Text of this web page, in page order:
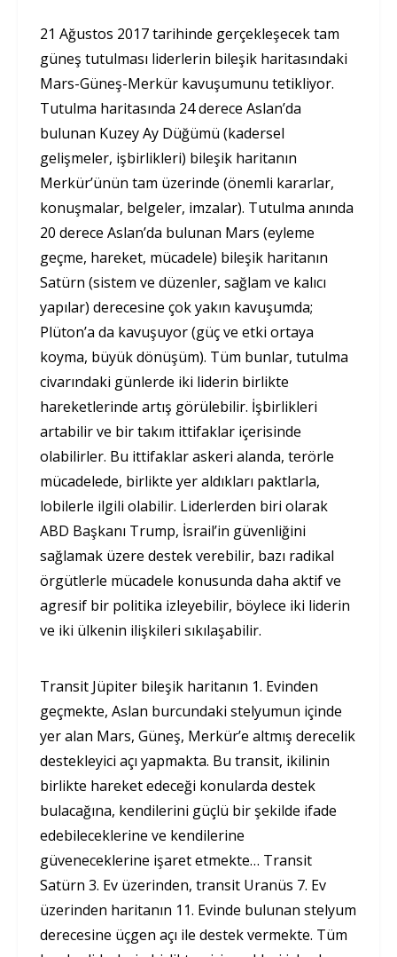
21 Ağustos 2017 tarihinde gerçekleşecek tam
güneş tutulması liderlerin bileşik haritasındaki
Mars-Güneş-Merkür kavuşumunu tetikliyor.
Tutulma haritasında 24 derece Aslan’da
bulunan Kuzey Ay Düğümü (kadersel
gelişmeler, işbirlikleri) bileşik haritanın
Merkür’ünün tam üzerinde (önemli kararlar,
konuşmalar, belgeler, imzalar). Tutulma anında
20 derece Aslan’da bulunan Mars (eyleme
geçme, hareket, mücadele) bileşik haritanın
Satürn (sistem ve düzenler, sağlam ve kalıcı
yapılar) derecesine çok yakın kavuşumda;
Plüton’a da kavuşuyor (güç ve etki ortaya
koyma, büyük dönüşüm). Tüm bunlar, tutulma
civarındaki günlerde iki liderin birlikte
hareketlerinde artış görülebilir. İşbirlikleri
artabilir ve bir takım ittifaklar içerisinde
olabilirler. Bu ittifaklar askeri alanda, terörle
mücadelede, birlikte yer aldıkları paktlarla,
lobilerle ilgili olabilir. Liderlerden biri olarak
ABD Başkanı Trump, İsrail’in güvenliğini
sağlamak üzere destek verebilir, bazı radikal
örgütlerle mücadele konusunda daha aktif ve
agresif bir politika izleyebilir, böylece iki liderin
ve iki ülkenin ilişkileri sıkılaşabilir.
Transit Jüpiter bileşik haritanın 1. Evinden
geçmekte, Aslan burcundaki stelyumun içinde
yer alan Mars, Güneş, Merkür’e altmış derecelik
destekleyici açı yapmakta. Bu transit, ikilinin
birlikte hareket edeceği konularda destek
bulacağına, kendilerini güçlü bir şekilde ifade
edebileceklerine ve kendilerine
güveneceklerine işaret etmekte… Transit
Satürn 3. Ev üzerinden, transit Uranüs 7. Ev
üzerinden haritanın 11. Evinde bulunan stelyum
derecesine üçgen açı ile destek vermekte. Tüm